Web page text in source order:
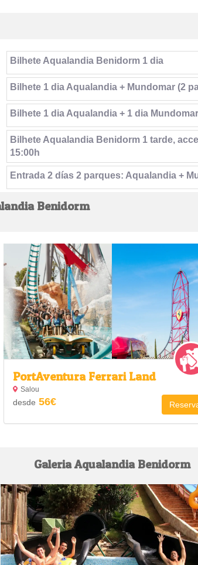
Bilhete Aqualandia Benidorm 1 dia
Bilhete 1 dia Aqualandia + Mundomar (2
Bilhete 1 dia Aqualandia + 1 dia
Bilhete Aqualandia Benidorm 1 tarde,
15:00h
Entrada 2 días 2 parques: Aqualandia +
Benidorm
PortAventura Ferrari Land
Salou
desde 56€
Galeria Aqualandia Benidorm